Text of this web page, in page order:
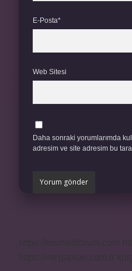
E-Posta*
Web Sitesi
Daha sonraki yorumlarımda
adresim ve site adresim bu